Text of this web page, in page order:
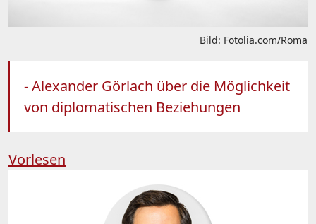
Bild: Fotolia.com/Roma
- Alexander Görlach über die Möglichkeit
von diplomatischen Beziehungen
Vorlesen